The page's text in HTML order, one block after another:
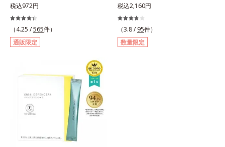
き出すタブレット。現代女性に不足
しがちな栄養素に着目。ぽいっとひ
と口補いやすい６種類の「キレイの
素」、タブレットタイプのサプリメ
ントシリーズです。女性の不足栄養
素No.1 鉄分に葉酸をプラス、印象
づける晴れやかな表情を目指す「鉄
＆葉酸」、独自加工のビタミンCで
キレイと健康をサポートする「ビタ
ミンC＆ビタミンB2」、スムーズな
リズムづくりで快調を目指す「オリ
ゴ糖＆酵素」、いつだってイキイ
キ、あなたらしい表情をサポートす
る「ビタミンB群＆アミノ酸」、ス
税込972円
（4.25 /565件）
通販限定
インナーケア(*)。果実の力で日差し
に立ち向かうインナーケア(*)です。
強い紫外線が降り注ぐ南スペイン産
のシトラスとローズマリーから抽出
した話題の成分、「ニュートロック
税込2,160円
（3.8 / 95件）
数量限定